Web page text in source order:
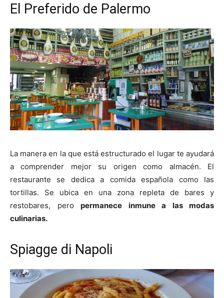
El Preferido de Palermo
La manera en la que está estructurado el lugar te ayudará
a comprender mejor su origen como almacén. El
restaurante se dedica a comida española como las
tortillas. Se ubica en una zona repleta de bares y
restobares, pero permanece inmune a las modas
culinarias.
Spiagge di Napoli